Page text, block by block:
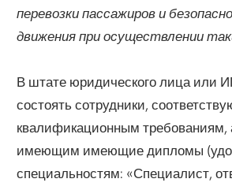
перевозки пассажиров и
движения при осуществлении
В штате юридического лица или
состоять сотрудники,
квалификационным требованиям,
имеющим имеющие дипломы
специальностям: «Специалист,